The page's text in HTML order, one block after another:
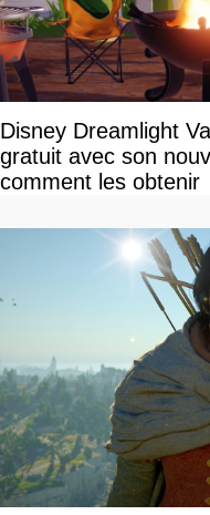
Disney Dreamlight
gratuit avec son
comment les obtenir